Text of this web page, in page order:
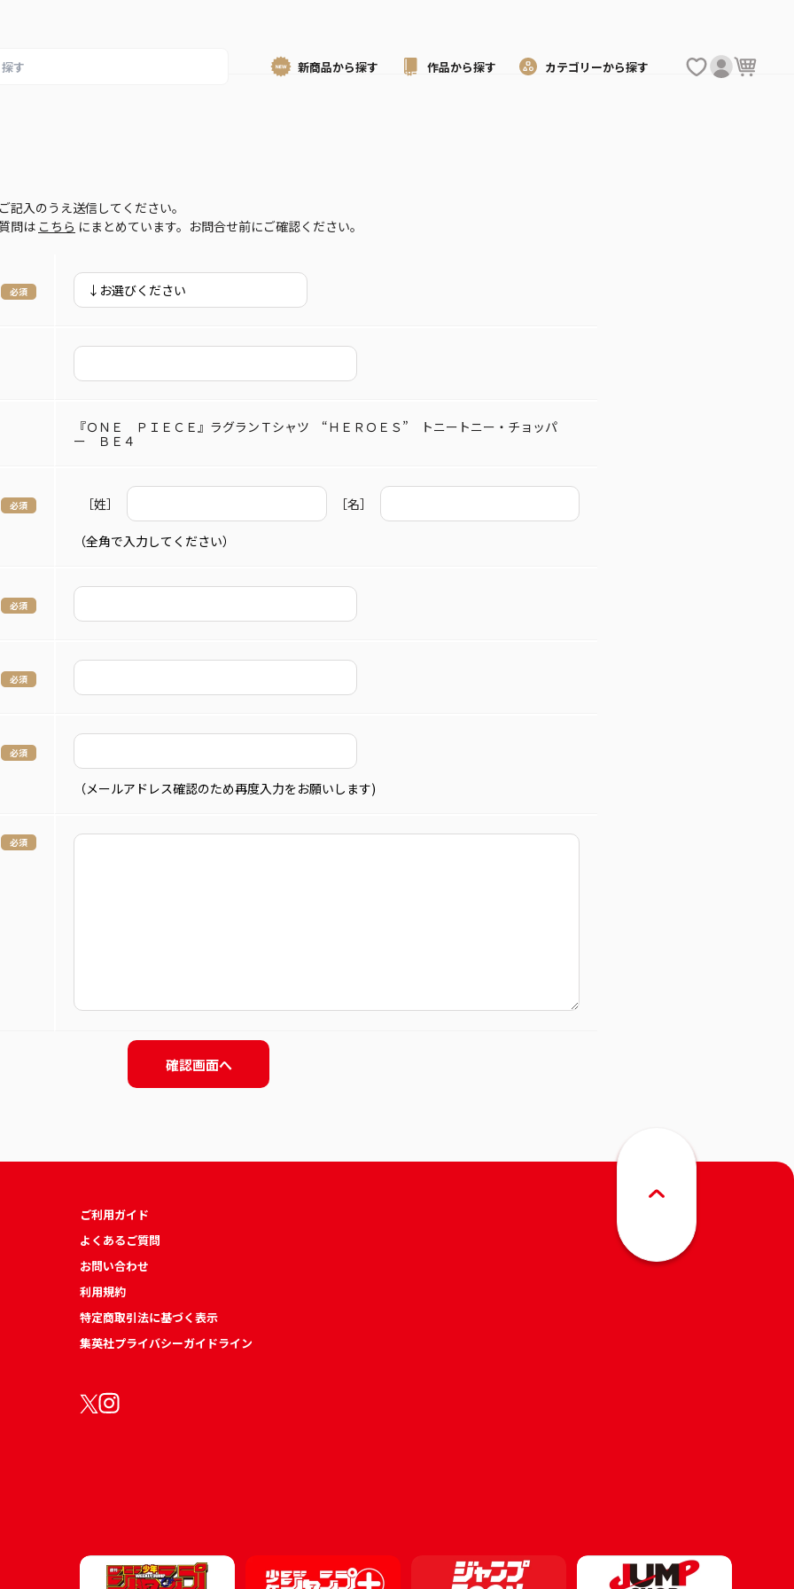
新商品から探す 作品から探す カテゴリーから探す
入のうえ送信してください。
問は こちら にまとめています。お問合せ前にご確認ください。
『ＯＮＥ ＰＩＥＣＥ』ラグランＴシャツ “ＨＥＲＯＥＳ” トニートニー・チョッパ
ー ＢＥ４
［姓］ ［名］
（全角で入力してください）
（メールアドレス確認のため再度入力をお願いします)
ご利用ガイド
よくあるご質問
お問い合わせ
利用規約
特定商取引法に基づく表示
集英社プライバシーガイドライン